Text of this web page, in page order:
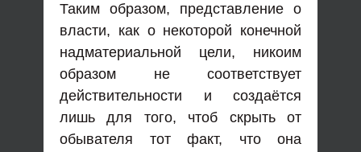
Таким образом, представление о
власти, как о некоторой конечной
надматериальной цели, никоим
образом не соответствует
действительности и создаётся
лишь для того, чтоб скрыть от
обывателя тот факт, что она